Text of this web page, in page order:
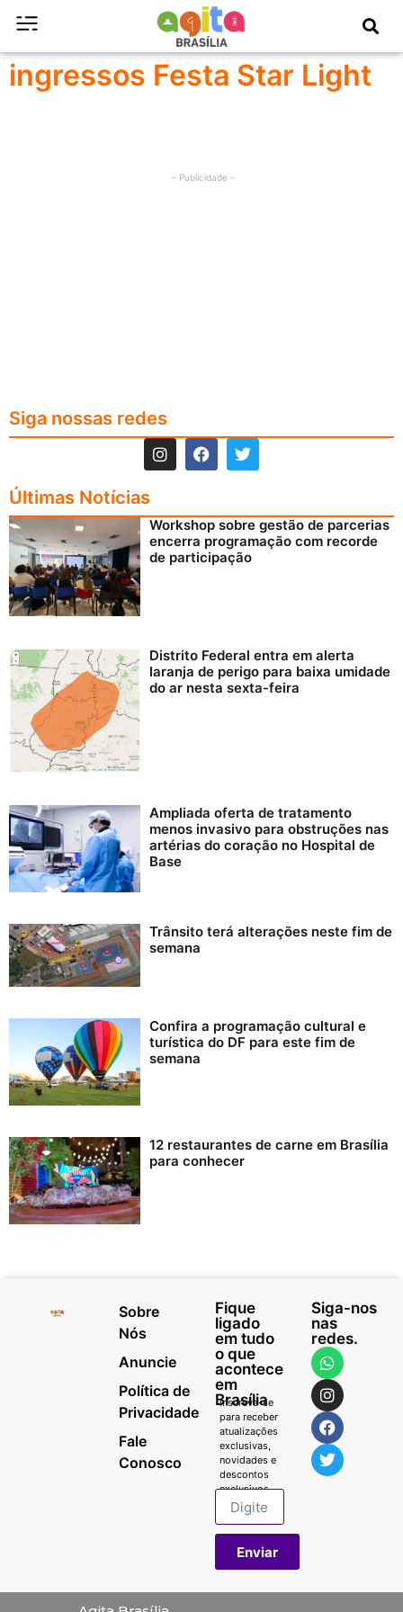
ingressos Festa Star Light
– Publicidade –
Siga nossas redes
Últimas Notícias
Workshop sobre gestão de parcerias
encerra programação com recorde
de participação
Distrito Federal entra em alerta
laranja de perigo para baixa umidade
do ar nesta sexta-feira
Ampliada oferta de tratamento
menos invasivo para obstruções nas
artérias do coração no Hospital de
Base
Trânsito terá alterações neste fim de
semana
Confira a programação cultural e
turística do DF para este fim de
semana
12 restaurantes de carne em Brasília
para conhecer
Sobre
Nós
Anuncie
Política de
Privacidade
Fale
Conosco
Fique
ligado
em tudo
o que
acontece
em
Brasília
Inscreva-se
para receber
atualizações
exclusivas,
novidades e
descontos
exclusivos.
Enviar
Siga-nos
nas
redes.